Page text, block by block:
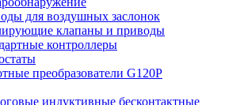
для воздушных заслонок
клапаны и приводы
контроллеры
преобразователи G120P
индуктивные бесконтактные